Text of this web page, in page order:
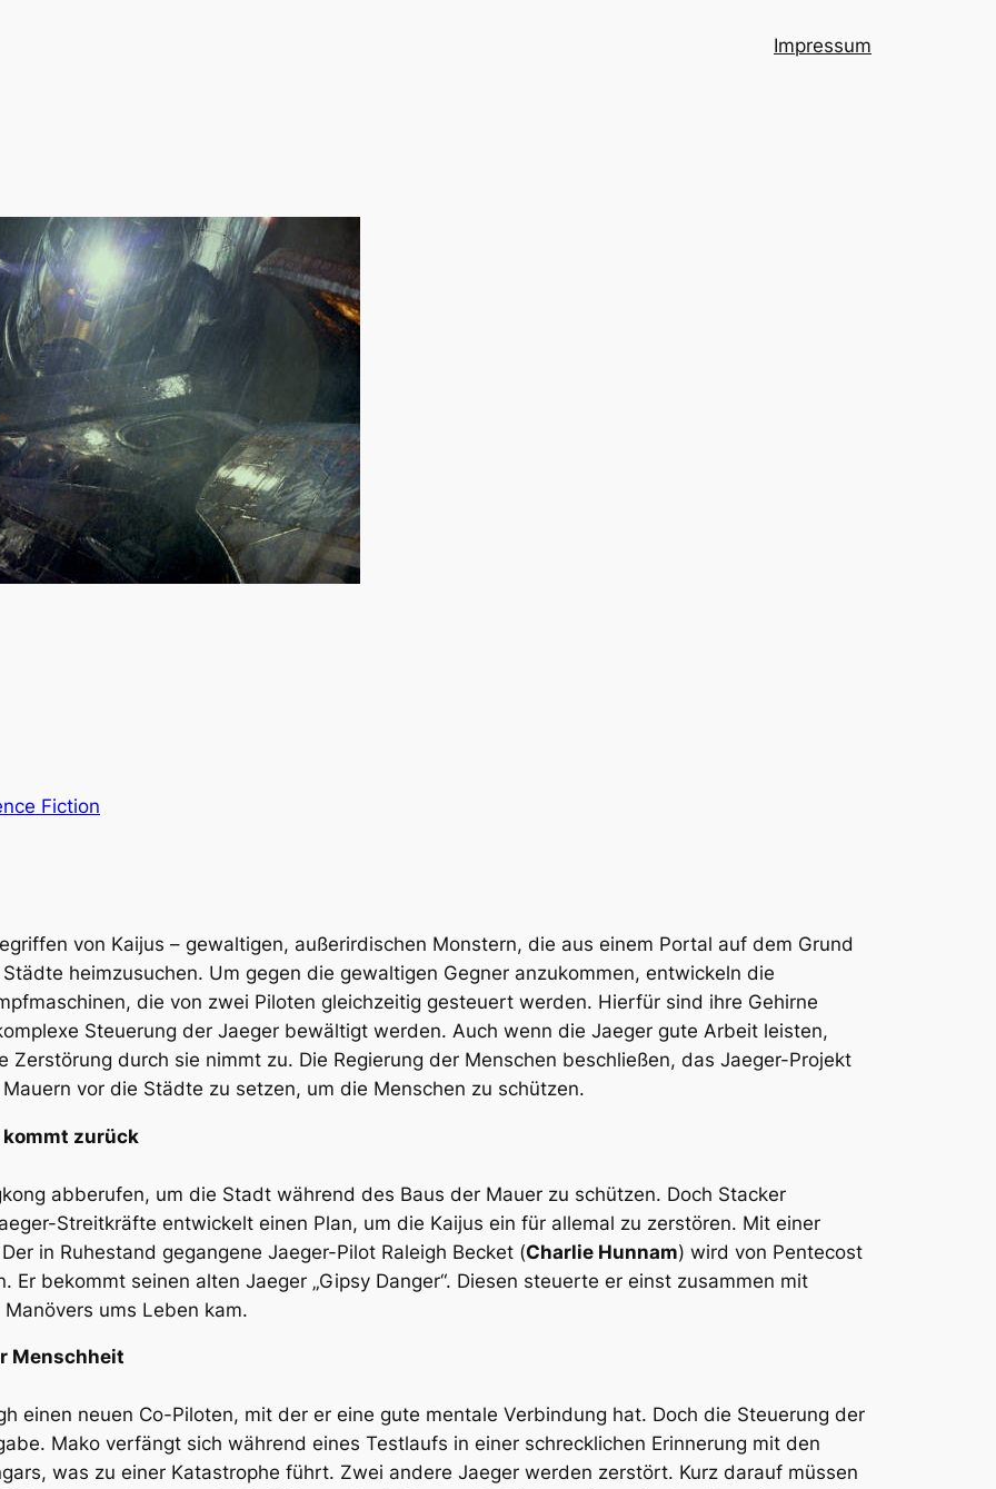
Impressum
Fiction
von Kaijus – gewaltigen, außerirdischen Monstern, die aus einem Portal auf dem Grund
heimzusuchen. Um gegen die gewaltigen Gegner anzukommen, entwickeln die
die von zwei Piloten gleichzeitig gesteuert werden. Hierfür sind ihre Gehirne
Steuerung der Jaeger bewältigt werden. Auch wenn die Jaeger gute Arbeit leisten,
durch sie nimmt zu. Die Regierung der Menschen beschließen, das Jaeger-Projekt
vor die Städte zu setzen, um die Menschen zu schützen.
zurück
abberufen, um die Stadt während des Baus der Mauer zu schützen. Doch Stacker
Streitkräfte entwickelt einen Plan, um die Kaijus ein für allemal zu zerstören. Mit einer
in Ruhestand gegangene Jaeger-Pilot Raleigh Becket (Charlie Hunnam) wird von Pentecost
Er bekommt seinen alten Jaeger „Gipsy Danger“. Diesen steuerte er einst zusammen mit
ums Leben kam.
Menschheit
einen neuen Co-Piloten, mit der er eine gute mentale Verbindung hat. Doch die Steuerung der
Mako verfängt sich während eines Testlaufs in einer schrecklichen Erinnerung mit den
was zu einer Katastrophe führt. Zwei andere Jaeger werden zerstört. Kurz darauf müssen